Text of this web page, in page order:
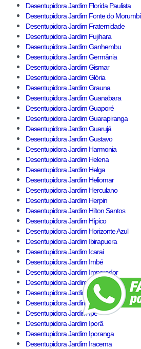
Desentupidora Jardim Florida Paulista
Desentupidora Jardim Fonte do Morumbi
Desentupidora Jardim Fraternidade
Desentupidora Jardim Fujihara
Desentupidora Jardim Ganhembu
Desentupidora Jardim Germânia
Desentupidora Jardim Gismar
Desentupidora Jardim Glória
Desentupidora Jardim Grauna
Desentupidora Jardim Guanabara
Desentupidora Jardim Guaporé
Desentupidora Jardim Guarapiranga
Desentupidora Jardim Guarujá
Desentupidora Jardim Gustavo
Desentupidora Jardim Harmonia
Desentupidora Jardim Helena
Desentupidora Jardim Helga
Desentupidora Jardim Heliomar
Desentupidora Jardim Herculano
Desentupidora Jardim Herpin
Desentupidora Jardim Hilton Santos
Desentupidora Jardim Hípico
Desentupidora Jardim Horizonte Azul
Desentupidora Jardim Ibirapuera
Desentupidora Jardim Icarai
Desentupidora Jardim Imbé
Desentupidora Jardim Imperador
Desentupidora Jardim Imperio
Desentupidora Jardim Ingá
Desentupidora Jardim Ipanema
Desentupidora Jardim Ipê
Desentupidora Jardim Iporã
Desentupidora Jardim Iporanga
Desentupidora Jardim Iracema